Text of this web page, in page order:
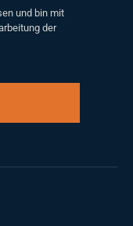
und bin mit
der